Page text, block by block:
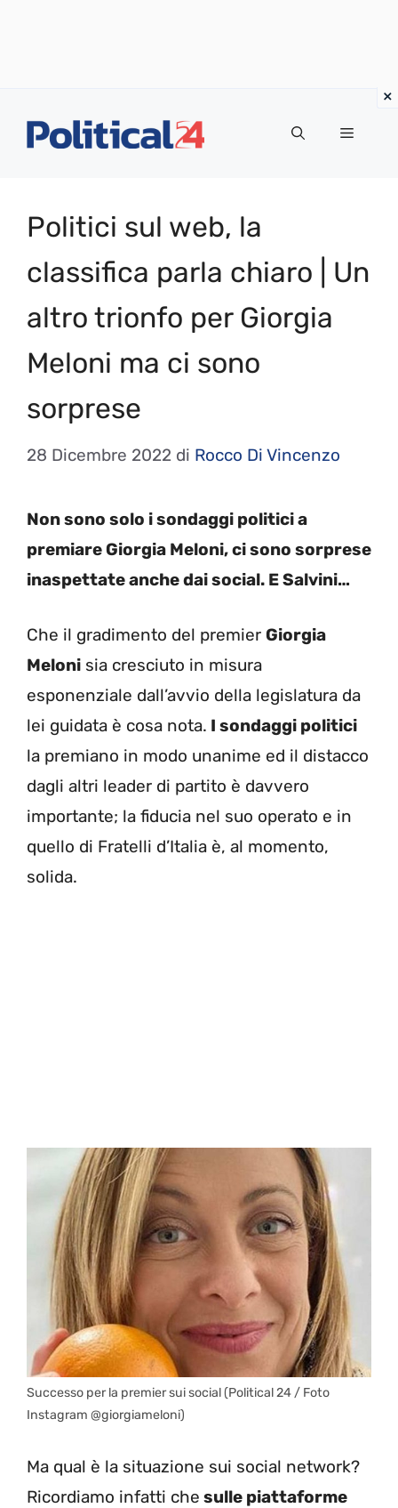
Menu
Politici sul web, la
classifica parla chiaro | Un
altro trionfo per Giorgia
Meloni ma ci sono
sorprese
28 Dicembre 2022 di Rocco Di Vincenzo
Non sono solo i sondaggi politici a
premiare Giorgia Meloni, ci sono sorprese
inaspettate anche dai social. E Salvini…
Che il gradimento del premier Giorgia
Meloni sia cresciuto in misura
esponenziale dall’avvio della legislatura da
lei guidata è cosa nota. I sondaggi politici
la premiano in modo unanime ed il distacco
dagli altri leader di partito è davvero
importante; la fiducia nel suo operato e in
quello di Fratelli d’Italia è, al momento,
solida.
Successo per la premier sui social (Political 24 / Foto
Instagram @giorgiameloni)
Ma qual è la situazione sui social network?
Ricordiamo infatti che sulle piattaforme